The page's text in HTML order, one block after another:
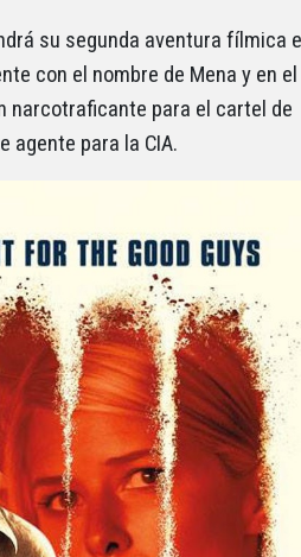
su segunda aventura fílmica
con el nombre de Mena y en el
narcotraficante para el cartel de
agente para la CIA.